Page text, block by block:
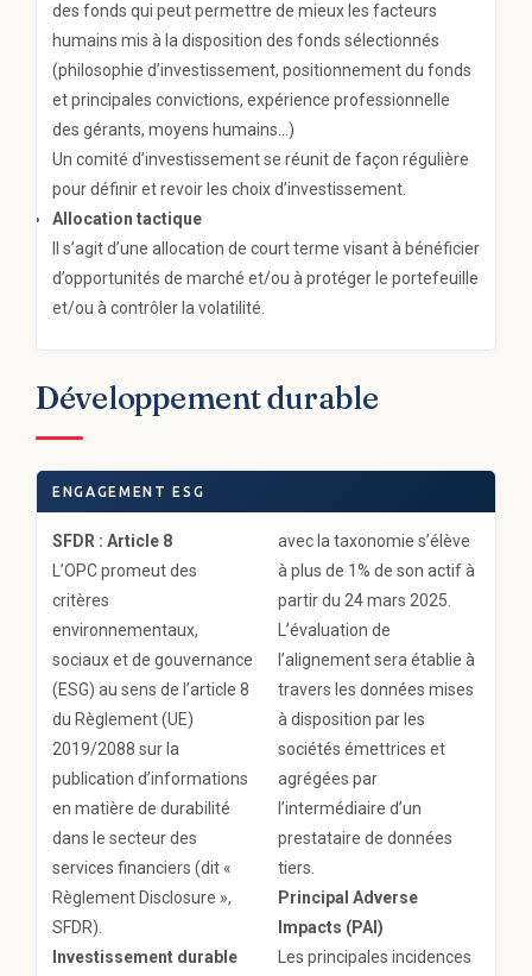
des fonds qui peut permettre de mieux les facteurs
humains mis à la disposition des fonds sélectionnés
(philosophie d’investissement, positionnement du fonds
et principales convictions, expérience professionnelle
des gérants, moyens humains…)
Un comité d’investissement se réunit de façon régulière
pour définir et revoir les choix d’investissement.
Allocation tactique
Il s’agit d’une allocation de court terme visant à bénéficier
d’opportunités de marché et/ou à protéger le portefeuille
et/ou à contrôler la volatilité.
Développement durable
ENGAGEMENT ESG
SFDR : Article 8
L’OPC promeut des
critères
environnementaux,
sociaux et de gouvernance
(ESG) au sens de l’article 8
du Règlement (UE)
2019/2088 sur la
publication d’informations
en matière de durabilité
dans le secteur des
services financiers (dit «
Règlement Disclosure »,
SFDR).
Investissement durable
avec la taxonomie s’élève
à plus de 1% de son actif à
partir du 24 mars 2025.
L’évaluation de
l’alignement sera établie à
travers les données mises
à disposition par les
sociétés émettrices et
agrégées par
l’intermédiaire d’un
prestataire de données
tiers.
Principal Adverse
Impacts (PAI)
Les principales incidences